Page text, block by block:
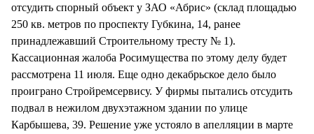
отсудить спорный объект у ЗАО «Абрис» (склад площадью
250 кв. метров по проспекту Губкина, 14, ранее
принадлежавший Строительному тресту № 1).
Кассационная жалоба Росимущества по этому делу будет
рассмотрена 11 июля. Еще одно декабрьское дело было
проиграно Стройремсервису. У фирмы пытались отсудить
подвал в нежилом двухэтажном здании по улице
Карбышева, 39. Решение уже устояло в апелляции в марте